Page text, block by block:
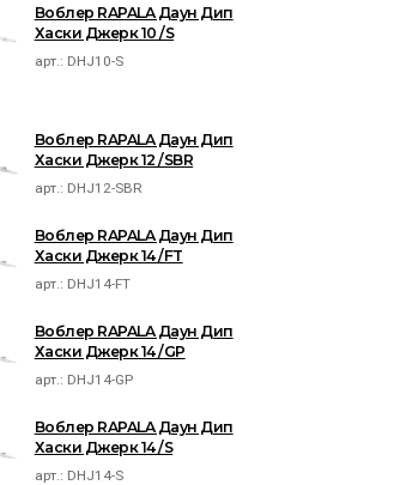
Воблер RAPALA Даун Дип
Хаски Джерк 10 /S
арт.: DHJ10-S
Воблер RAPALA Даун Дип
Хаски Джерк 12 /SBR
арт.: DHJ12-SBR
Воблер RAPALA Даун Дип
Хаски Джерк 14 /FT
арт.: DHJ14-FT
Воблер RAPALA Даун Дип
Хаски Джерк 14 /GP
арт.: DHJ14-GP
Воблер RAPALA Даун Дип
Хаски Джерк 14 /S
арт.: DHJ14-S